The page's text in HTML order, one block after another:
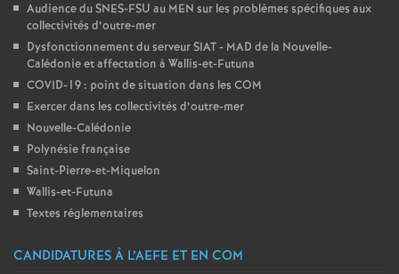
Audience du SNES-FSU au MEN sur les problèmes spécifiques aux
collectivités d’outre-mer
Dysfonctionnement du serveur SIAT - MAD de la Nouvelle-
Calédonie et affectation à Wallis-et-Futuna
COVID-19 : point de situation dans les COM
Exercer dans les collectivités d’outre-mer
Nouvelle-Calédonie
Polynésie française
Saint-Pierre-et-Miquelon
Wallis-et-Futuna
Textes réglementaires
CANDIDATURES À L’AEFE ET EN COM